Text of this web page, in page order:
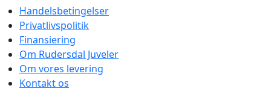
Handelsbetingelser
Privatlivspolitik
Finansiering
Om Rudersdal Juveler
Om vores levering
Kontakt os